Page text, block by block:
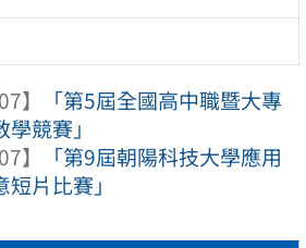
】
「第5屆全國高中職暨大專
競賽」
】
「第9屆朝陽科技大學應用
片比賽」